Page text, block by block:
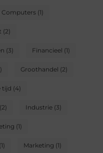
Computers (1)
(2)
(3) Financieel (1)
Groothandel (2)
tijd (4)
(2) Industrie (3)
(1)
(1) Marketing (1)